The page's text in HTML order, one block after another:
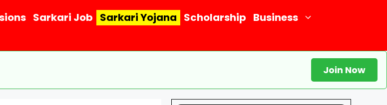
Sarkari Job Sarkari Yojana Scholarship Business
Join Now